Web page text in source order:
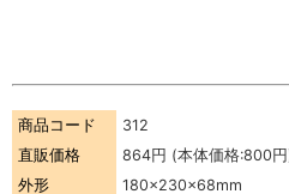
商品コード
312
直販価格
864円 (本体価格:800
外形
180×230×68mm